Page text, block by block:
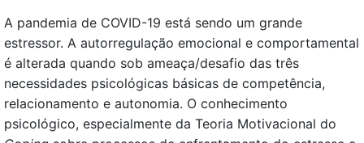
A pandemia de COVID-19 está sendo um grande
estressor. A autorregulação emocional e comportamental
é alterada quando sob ameaça/desafio das três
necessidades psicológicas básicas de competência,
relacionamento e autonomia. O conhecimento
psicológico, especialmente da Teoria Motivacional do